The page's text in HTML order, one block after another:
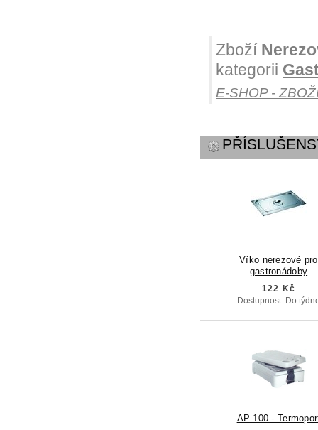
Zboží
kategorii
E-SHOP -
Víko nerezové pro
gastronádoby
122 Kč
Dostupnost: Do
AP 100 -